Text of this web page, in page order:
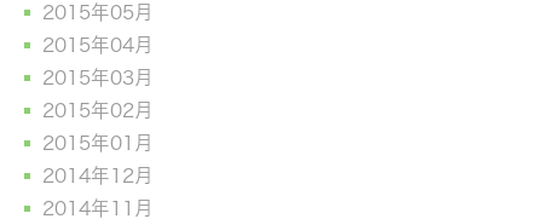
2015年05月
2015年04月
2015年03月
2015年02月
2015年01月
2014年12月
2014年11月